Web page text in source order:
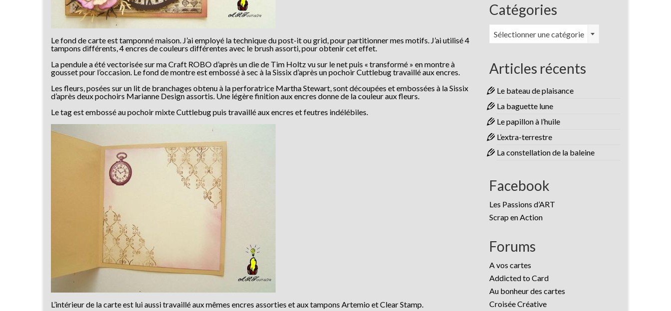
Le fond de carte est tamponné maison. J’ai employé la technique du post-it ou grid, pour partitionner mes motifs. J’ai utilisé 4
tampons différents, 4 encres de couleurs différentes avec le brush assorti, pour obtenir cet effet.
La pendule a été vectorisée sur ma Craft ROBO d’après un die de Tim Holtz vu sur le net puis « transformé » en montre à
gousset pour l’occasion. Le fond de montre est embossé à sec à la Sissix d’après un pochoir Cuttlebug travaillé aux encres.
Les fleurs, posées sur un lit de branchages obtenu à la perforatrice Martha Stewart, sont découpées et embossées à la Sissix
d’après deux pochoirs Marianne Design assortis. Une légère finition aux encres donne de la couleur aux fleurs.
Le tag est embossé au pochoir mixte Cuttlebug puis travaillé aux encres et feutres indélébiles.
L’intérieur de la carte est lui aussi travaillé aux mêmes encres assorties et aux tampons Artemio et Clear Stamp.
Catégories
Catégories
Sélectionner une catégorie
Articles récents
Le bateau de plaisance
La baguette lune
Le papillon à l’huile
L’extra-terrestre
La constellation de la baleine
Facebook
Les Passions d’ART
Scrap en Action
Forums
A vos cartes
Addicted to Card
Au bonheur des cartes
Croisée Créative